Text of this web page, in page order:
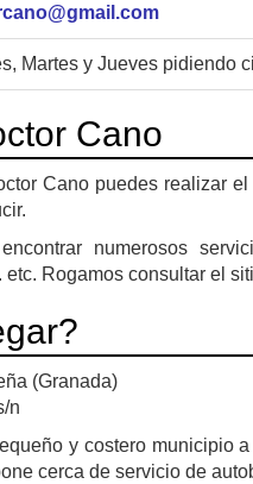
Martes y Jueves pidiendo
Cano
Cano puedes realizar
numerosos
etc. Rogamos consultar el
(Granada)
n
y costero municipio
cerca de servicio de